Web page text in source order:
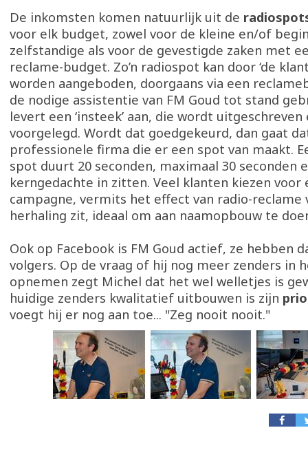
De inkomsten komen natuurlijk uit de
voor elk budget, zowel voor de kleine en/of
zelfstandige als voor de gevestigde zaken met
reclame-budget. Zo’n radiospot kan door ‘de
worden aangeboden, doorgaans via een
de nodige assistentie van FM Goud tot stand
levert een ‘insteek’ aan, die wordt
voorgelegd. Wordt dat goedgekeurd, dan gaat
professionele firma die er een spot van maakt.
spot duurt 20 seconden, maximaal 30 seconden
kerngedachte in zitten. Veel klanten kiezen voor
campagne, vermits het effect van radio-reclame
herhaling zit, ideaal om aan naamopbouw te
Ook op Facebook is FM Goud actief, ze hebben
volgers. Op de vraag of hij nog meer zenders in
opnemen zegt Michel dat het wel welletjes is
huidige zenders kwalitatief uitbouwen is zijn
voegt hij er nog aan toe... "Zeg nooit nooit."